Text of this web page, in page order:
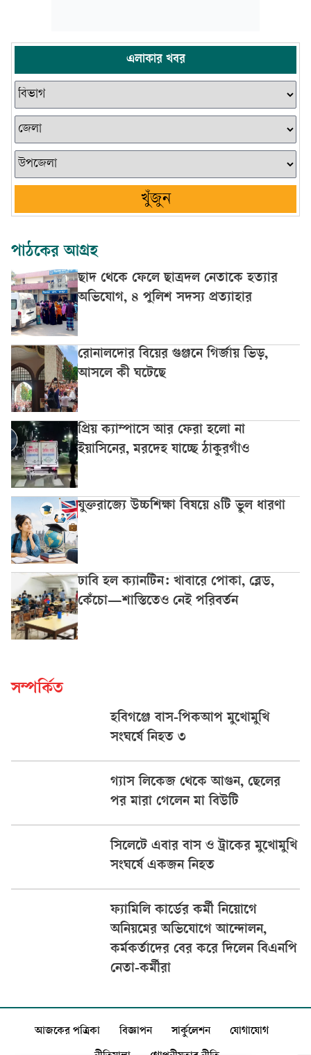
এলাকার খবর
খুঁজুন
পাঠকের আগ্রহ
ছাদ থেকে ফেলে ছাত্রদল নেতাকে হত্যার
অভিযোগ, ৪ পুলিশ সদস্য প্রত্যাহার
রোনালদোর বিয়ের গুঞ্জনে গির্জায় ভিড়,
আসলে কী ঘটেছে
প্রিয় ক্যাম্পাসে আর ফেরা হলো না
ইয়াসিনের, মরদেহ যাচ্ছে ঠাকুরগাঁও
যুক্তরাজ্যে উচ্চশিক্ষা বিষয়ে ৪টি ভুল ধারণা
ঢাবি হল ক্যানটিন: খাবারে পোকা, ব্লেড,
কেঁচো—শাস্তিতেও নেই পরিবর্তন
সম্পর্কিত
হবিগঞ্জে বাস-পিকআপ মুখোমুখি
সংঘর্ষে নিহত ৩
গ্যাস লিকেজ থেকে আগুন, ছেলের
পর মারা গেলেন মা বিউটি
সিলেটে এবার বাস ও ট্রাকের মুখোমুখি
সংঘর্ষে একজন নিহত
ফ্যামিলি কার্ডের কর্মী নিয়োগে
অনিয়মের অভিযোগে আন্দোলন,
কর্মকর্তাদের বের করে দিলেন বিএনপি
নেতা-কর্মীরা
আজকের পত্রিকা বিজ্ঞাপন সার্কুলেশন যোগাযোগ